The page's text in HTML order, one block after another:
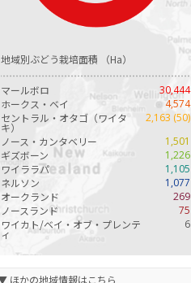
地域別ぶどう栽培面積 （Ha）
マールボロ
30,444
ホークス・ベイ
4,574
セントラル・オタゴ（ワイタ
キ）
2,163 (50)
ノース・カンタベリー
1,501
ギズボーン
1,226
ワイララパ
1,105
ネルソン
1,077
オークランド
269
ノースランド
75
ワイカト/ベイ・オブ・プレンテ
ィ
6